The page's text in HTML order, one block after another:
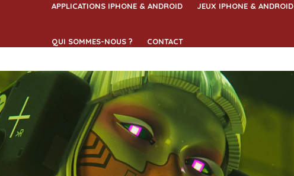
APPLICATIONS IPHONE & ANDROID JEUX IPHONE & ANDROID
QUI SOMMES-NOUS ? CONTACT